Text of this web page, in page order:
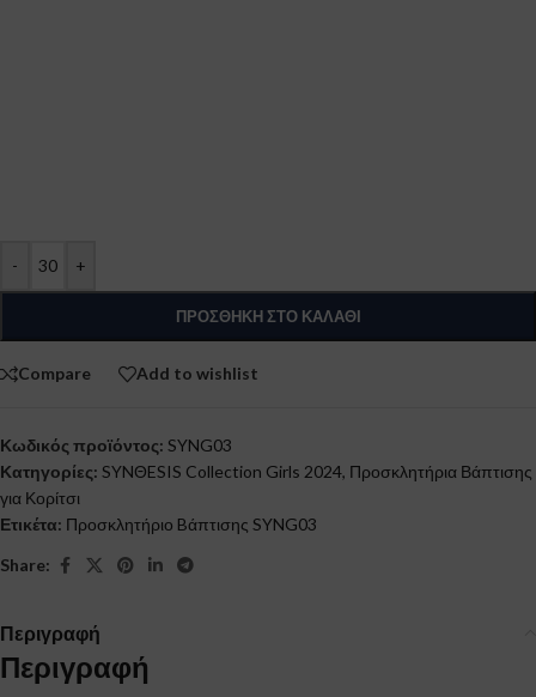
- +
ΠΡΟΣΘΉΚΗ ΣΤΟ ΚΑΛΆΘΙ
Compare Add to wishlist
Κωδικός προϊόντος: SYNG03
Κατηγορίες: SYNΘESIS Collection Girls 2024, Προσκλητήρια Βάπτισης
για Κορίτσι
Ετικέτα: Προσκλητήριο Bάπτισης SYNG03
Share:
Περιγραφή
Περιγραφή